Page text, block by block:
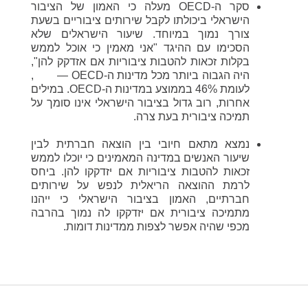
סקר ה-OECD מעלה כי האמון של הציבור
הישראלי ביכולתו לקבל שירותים ציבוריים בשעת
צורך נמוך במיוחד. שיעור הישראלים שלא
הסכימו עם ההיגד "אני מאמין כי אוכל לממש
בקלות זכאות להטבות ציבוריות אם אזדקק להן",
היה הגבוה ביותר מכל מדינות ה-OECD —
,
לעומת 46% בממוצע במדינות ה-OECD. במילים
אחרות, רוב גדול בציבור הישראלי אינו סומך על
תמיכה ציבורית בעת צרה.
נמצא מתאם חיובי בין הוצאה חברתית לבין
שיעור האנשים במדינה המאמינים כי יוכלו לממש
זכאות להטבות ציבוריות אם יזדקקו להן. ביחס
לרמת ההוצאה הריאלית לנפש על שירותים
חברתיים, האמון בציבור הישראלי כי ייהנו
מתמיכה ציבורית אם יזדקקו לה נמוך בהרבה
מכפי שהיה אפשר לצפות ממדינות דומות.